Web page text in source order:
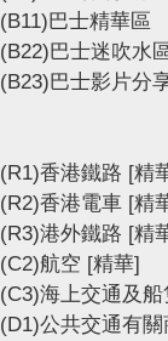
(B11)巴士精華區
(B22)巴士迷吹水
(B23)巴士影片分
(R1)香港鐵路 [精
(R2)香港電車 [精
(R3)港外鐵路 [精
(C2)航空 [精華]
(C3)海上交通及船
(D1)公共交通有關